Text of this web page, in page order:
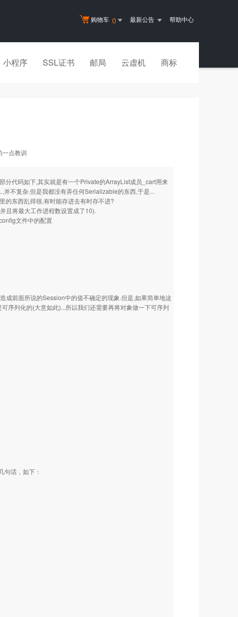
购物车 0 最新公告 帮助中心
小程序 SSL证书 邮局 云虚机 商标
一点教训
分代码如下,其实就是有一个Private的ArrayList成员_cart用来
不复杂.但是我都没有弄任何Serializable的东西,于是...
的东西乱得很,有时能存进去有时存不进?
且将最大工作进程数设置成了10).
文件中的配置
成前面所说的Session中的值不确定的现象.但是,如果简单地这
序列化的(大意如此)...所以我们还需要再将对象做一下可序列
句话，如下：